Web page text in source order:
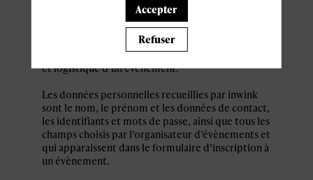
inwink est nécessaire pour permettre à
l’utilisateur de s’inscrire à un évènement,
d’accéder au site d’un évènement, et de consulter
les informations relatives à l’organisation pratique
et logistique d’un évènement.
Les données personnelles recueillies par inwink
sont le nom, le prénom et les données de contact,
les identifiants et mots de passe, ainsi que tous les
champs choisis par l’organisateur d’évènements et
qui apparaissent dans le formulaire d’inscription à
un évènement.
Accepter
Refuser